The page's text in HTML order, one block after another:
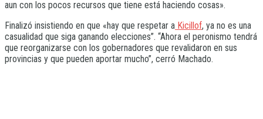
aun con los pocos recursos que tiene está haciendo cosas».
Finalizó insistiendo en que «hay que respetar a Kicillof, ya no es una
casualidad que siga ganando elecciones”. “Ahora el peronismo tendrá
que reorganizarse con los gobernadores que revalidaron en sus
provincias y que pueden aportar mucho”, cerró Machado.